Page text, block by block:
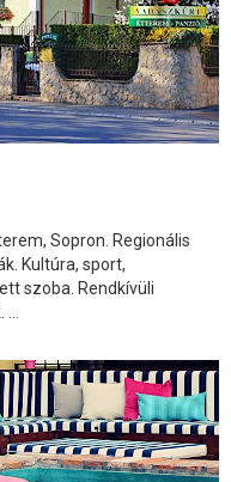
Sopron. Regionális
Kultúra, sport,
szoba. Rendkívüli